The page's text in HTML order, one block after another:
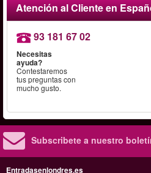
Atención al Cliente en
93 181 67 02
Necesitas
ayuda?
Contestaremos
tus preguntas con
mucho gusto.
Subscribete a nuestro
Entradasenlondres.es